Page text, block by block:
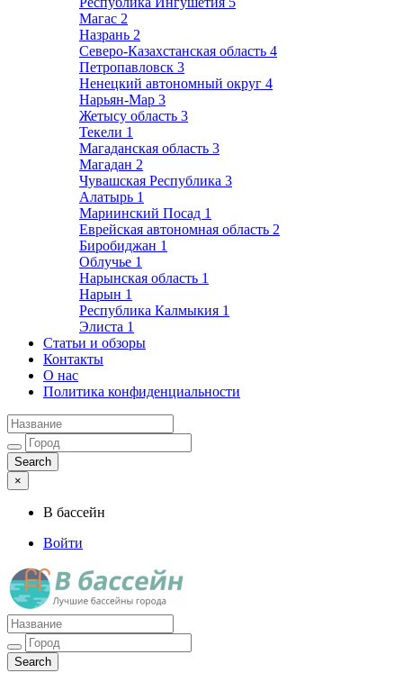
Магас 2
Назрань 2
Северо-Казахстанская область 4
Петропавловск 3
Ненецкий автономный округ 4
Нарьян-Мар 3
Жетысу область 3
Текели 1
Магаданская область 3
Магадан 2
Чувашская Республика 3
Алатырь 1
Мариинский Посад 1
Еврейская автономная область 2
Биробиджан 1
Облучье 1
Нарынская область 1
Нарын 1
Республика Калмыкия 1
Элиста 1
Статьи и обзоры
Контакты
О нас
Политика конфиденциальности
×
В бассейн
Войти
Лучшие бассейны города